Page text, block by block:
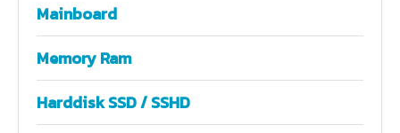
Mainboard
Memory Ram
Harddisk SSD / SSHD